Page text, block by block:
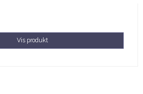
Vis produkt